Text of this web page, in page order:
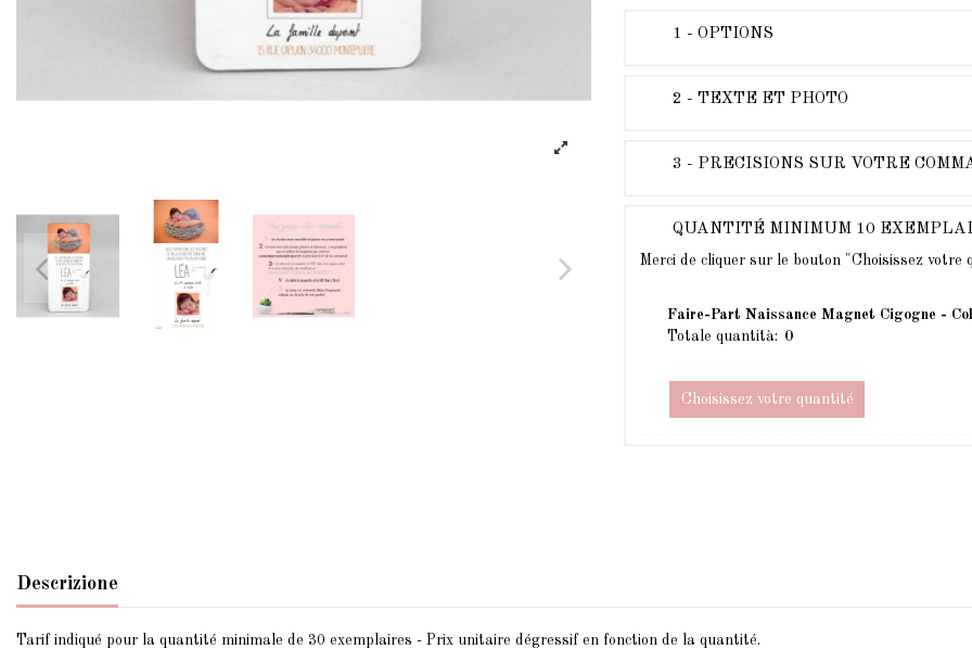
1 - OPTIONS
2 - TEXTE ET PHOTO
3 - PRECISIONS SUR VOTRE
QUANTITÉ MINIMUM 10
Merci de cliquer sur le bouton "Choisissez
Faire-Part Naissance Magnet Cigogne -
Totale quantità:
Choisissez votre quantité
Descrizione
Tarif indiqué pour la quantité minimale de 30 exemplaires - Prix unitaire dégressif en fonction de la quantité.